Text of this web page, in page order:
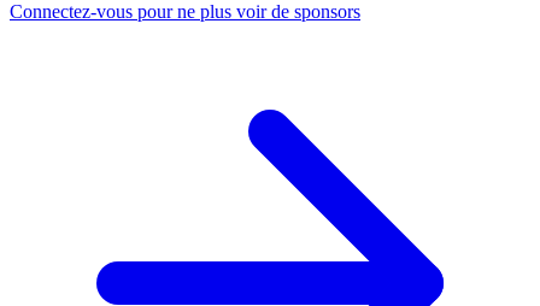
Connectez-vous pour ne plus voir de sponsors